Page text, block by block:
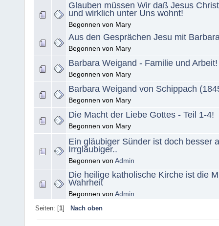
Glauben müssen Wir daß Jesus
und wirklich unter Uns wohnt!
Begonnen von Mary
Aus den Gesprächen Jesu mit
Begonnen von Mary
Barbara Weigand - Familie und Arbeit!
Begonnen von Mary
Barbara Weigand von Schippach
Begonnen von Mary
Die Macht der Liebe Gottes - Teil 1-4!
Begonnen von Mary
Ein gläubiger Sünder ist doch besser
Irrgläubiger..
Begonnen von Admin
Die heilige katholische Kirche ist die
Wahrheit
Begonnen von Admin
Seiten: [1] Nach oben